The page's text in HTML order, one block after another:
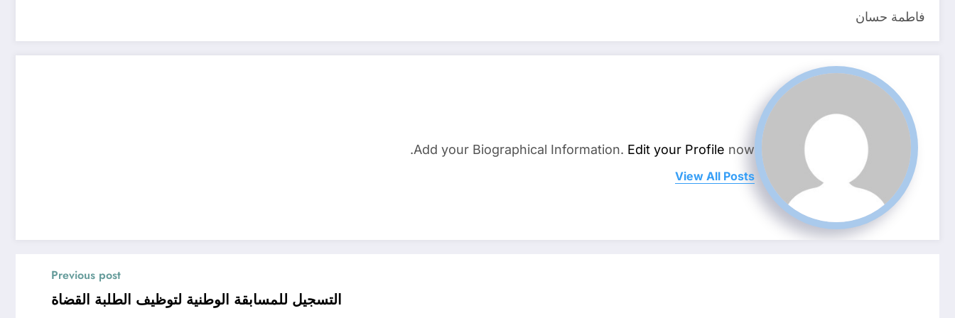
فاطمة حسان
Add your Biographical Information. Edit your Profile now.
View All Posts
Previous post
التسجيل للمسابقة الوطنية لتوظيف الطلبة القضاة